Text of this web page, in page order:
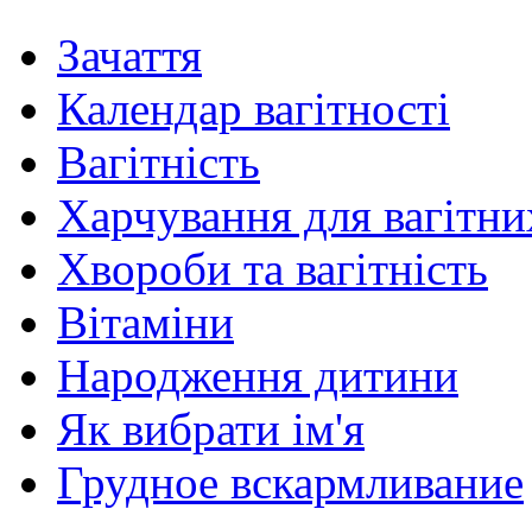
Зачаття
Календар вагітності
Вагітність
Харчування для
Хвороби та вагітність
Вітаміни
Народження дитини
Як вибрати ім'я
Грудное вскармливание